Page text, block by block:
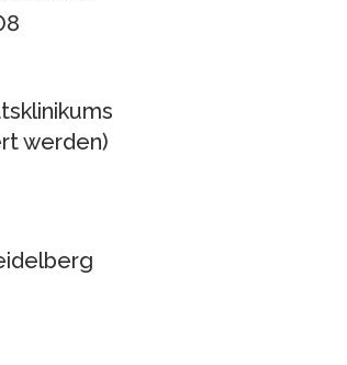
werden)